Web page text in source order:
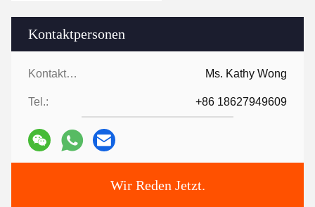
Kontaktpersonen
Kontaktpersonen: Ms. Kathy Wong
Tel.: +86 18627949609
Wir Reden Jetzt.